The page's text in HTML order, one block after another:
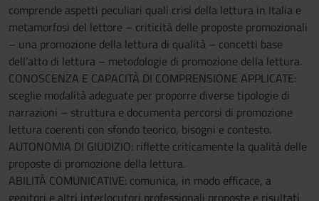
comprende aspetti peculiari quali crisi della lettura in Italia e
metamorfosi del lettore – criticità delle proposte promozionali
– una promozione della lettura di qualità – concetti base
dell’atto di lettura – metodologie di promozione della lettura.
CONOSCENZA E CAPACITÀ DI COMPRENSIONE APPLICATE:
sceglie modalità adeguate per proporre diverse tipologie di
narrazioni – struttura e documenta percorsi di promozione
lettura coerenti con sfondo teorico, bisogni e contesto.
AUTONOMIA DI GIUDIZIO: riflette criticamente la qualità delle
proposte di promozione della lettura.
ABILITÀ COMUNICATIVE: comunica, in modo efficace, a
genitori e altri interlocutori professionali proposte e risultati